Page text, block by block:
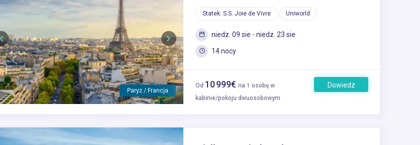
Viviers-lès-Montagnes / Francja
Previous Next
Statek: S.S. Joie de Vivre Uniworld
niedz. 09 sie - niedz. 23 sie
14 nocy
Od 10 999€ na 1 osobę w
kabinie/pokoju dwuosobowym
Dowiedz
się więcej